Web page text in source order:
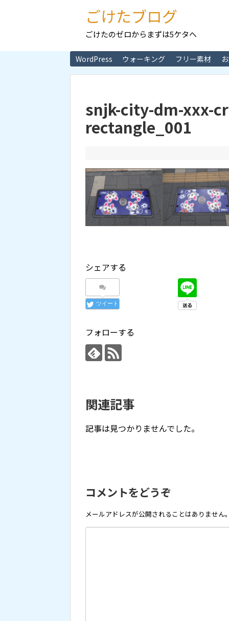
ごけたブログ
ごけたのゼロからまずは5ケタへ
WordPress ウォーキング フリー素材
snjk-city-dm-xxx-
rectangle_001
シェアする
ツイート
フォローする
関連記事
記事は見つかりませんでした。
コメントをどうぞ
メールアドレスが公開されることはありません